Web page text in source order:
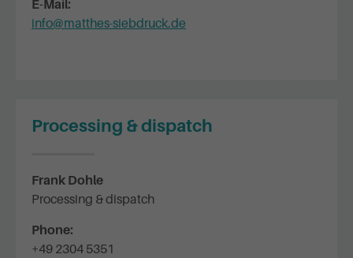
E-Mail:
info@matthes-siebdruck.de
Processing & dispatch
Frank Dohle
Processing & dispatch
Phone:
+49 2304 5351